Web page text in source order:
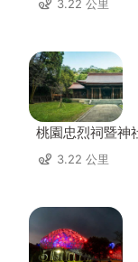
3.22 公里
桃園忠烈祠暨神
3.22 公里